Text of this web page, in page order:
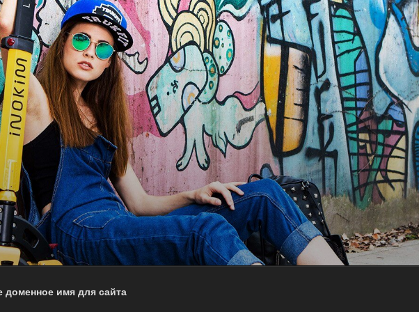
доменное имя для сайта